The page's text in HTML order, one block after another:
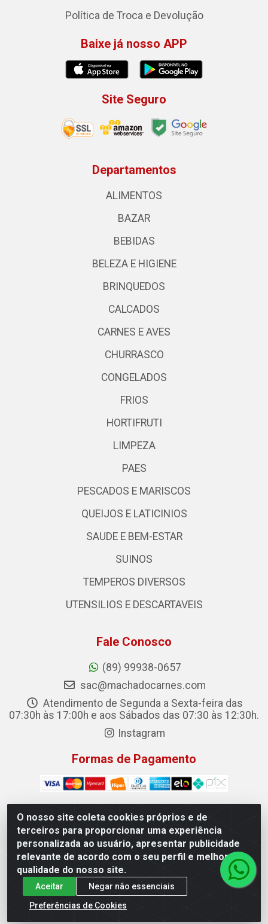
O nosso site coleta cookies próprios e de
terceiros para proporcionar uma experiência
personalizada ao usuário, apresentar publicidade
relevante de acordo com o seu perfil e melhorar a
qualidade do nosso site.
Aceitar
Negar não essenciais
Preferências de Cookies
Política de Troca e Devolução
Baixe já nosso APP
Site Seguro
Departamentos
ALIMENTOS
BAZAR
BEBIDAS
BELEZA E HIGIENE
BRINQUEDOS
CALCADOS
CARNES E AVES
CHURRASCO
CONGELADOS
FRIOS
HORTIFRUTI
LIMPEZA
PAES
PESCADOS E MARISCOS
QUEIJOS E LATICINIOS
SAUDE E BEM-ESTAR
SUINOS
TEMPEROS DIVERSOS
UTENSILIOS E DESCARTAVEIS
Fale Conosco
(89) 99938-0657
sac@machadocarnes.com
Atendimento de Segunda a Sexta-feira das
07:30h às 17:00h e aos Sábados das 07:30 às 12:30h.
Instagram
Formas de Pagamento
Machado Carnes Distribuidora de Alimentos LTDA -
Logradouro: Avenida Candido Aleixo, 148 - Centro - Oeiras/PI
- CEP 64.500-000 - 31.391.008/0001-50